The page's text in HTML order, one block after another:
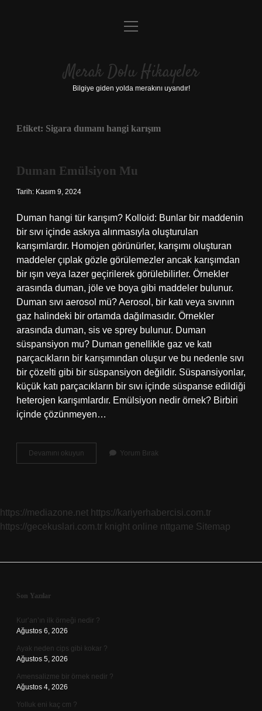
Anasayfa
Yasal Uyarı
menüyü
Merak Dolu Hikayeler
Bilgiye giden yolda merakını uyandır!
Etiket: Sigara dumanı hangi karışım
Duman Emülsiyon Mu
Tarih: Kasım 9, 2024
Duman hangi tür karışım? Kolloid: Bunlar bir maddenin
bir sıvı içinde askıya alınmasıyla oluşturulan
karışımlardır. Homojen görünürler, karışımı oluşturan
maddeler çıplak gözle görülemezler ancak karışımdan
bir ışın veya lazer geçirilerek görülebilirler. Örnekler
arasında duman, jöle ve boya gibi maddeler bulunur.
Duman sıvı aerosol mü? Aerosol, bir katı veya sıvının
gaz halindeki bir ortamda dağılmasıdır. Örnekler
arasında duman, sis ve sprey bulunur. Duman
süspansiyon mu? Duman genellikle gaz ve katı
parçacıkların bir karışımından oluşur ve bu nedenle sıvı
bir çözelti gibi bir süspansiyon değildir. Süspansiyonlar,
küçük katı parçacıkların bir sıvı içinde süspanse edildiği
heterojen karışımlardır. Emülsiyon nedir örnek? Birbiri
içinde çözünmeyen…
Devamını okuyun
Emülsiyon
Yorum Bırak
https://mediazone.net https://kariyerhabercisi.com.tr
https://gecekuslari.com.tr knight online nttgame Sitemap
Sidebar
Son Yazılar
Kur’an’ın ilk örneği nedir ?
Ağustos 6, 2026
Ayak neden cips gibi kokar ?
Ağustos 5, 2026
Amensalizme bir örnek nedir ?
Ağustos 4, 2026
Yolluk eni kaç cm ?